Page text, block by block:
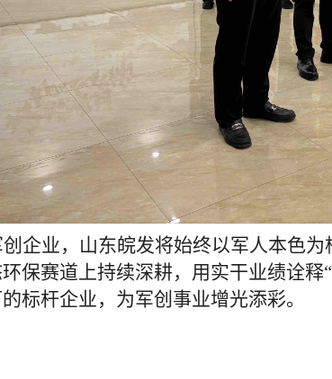
企业，山东皖发将始终以军人本色
保赛道上持续深耕，用实干业绩诠释
标杆企业，为军创事业增光添彩。